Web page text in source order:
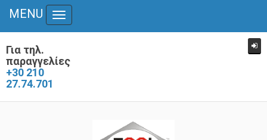
Για τηλ.
παραγγελίες
+30 210
27.74.701
MENU
Toggle